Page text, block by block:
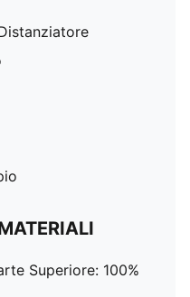
Superiore: 100%